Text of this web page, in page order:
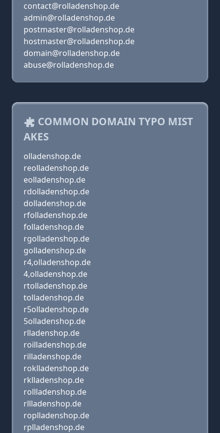
contact@rolladenshop.de
admin@rolladenshop.de
postmaster@rolladenshop.de
hostmaster@rolladenshop.de
domain@rolladenshop.de
abuse@rolladenshop.de
COMMON DOMAIN TYPO MIST
AKES
olladenshop.de
reolladenshop.de
eolladenshop.de
rdolladenshop.de
dolladenshop.de
rfolladenshop.de
folladenshop.de
rgolladenshop.de
golladenshop.de
r4,olladenshop.de
4,olladenshop.de
rtolladenshop.de
tolladenshop.de
r5olladenshop.de
5olladenshop.de
rlladenshop.de
roilladenshop.de
rilladenshop.de
roklladenshop.de
rklladenshop.de
rollladenshop.de
rllladenshop.de
roplladenshop.de
rplladenshop.de